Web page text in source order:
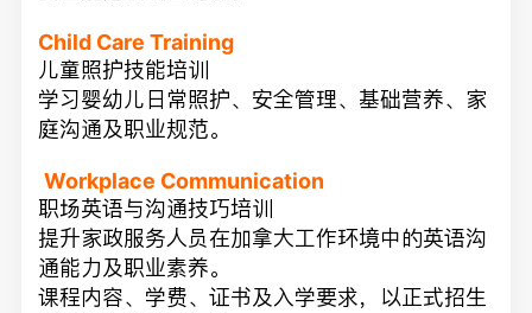
Child Care Training
儿童照护技能培训
学习婴幼儿日常照护、安全管理、基础营养、家
庭沟通及职业规范。
Workplace Communication
职场英语与沟通技巧培训
提升家政服务人员在加拿大工作环境中的英语沟
通能力及职业素养。
课程内容、学费、证书及入学要求，以正式招生